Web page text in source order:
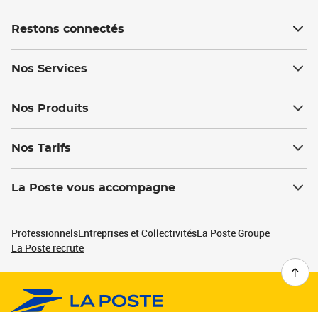
Restons connectés
Nos Services
Nos Produits
Nos Tarifs
La Poste vous accompagne
ProfessionnelsEntreprises et CollectivitésLa Poste Groupe
La Poste recrute